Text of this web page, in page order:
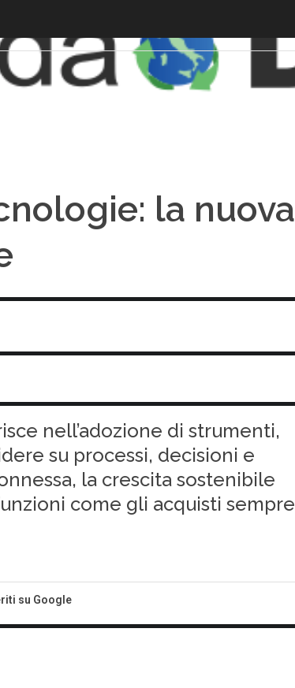
la nuova
nell’adozione di strumenti,
su processi, decisioni e
la crescita sostenibile
come gli acquisti sempre
su Google